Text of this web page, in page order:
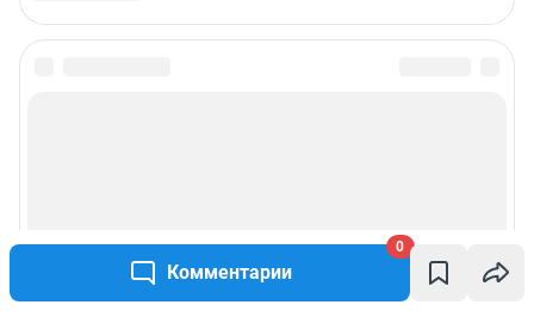
Комментарии
0